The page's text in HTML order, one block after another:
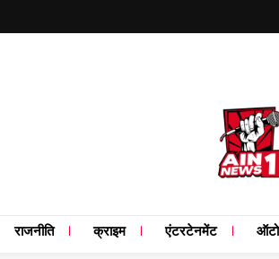
राजनीति क्राइम एंटरटेनमेंट ऑटो